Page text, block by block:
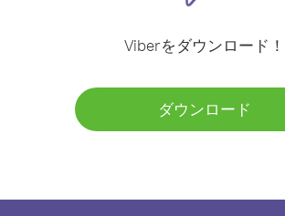
Viberをダウンロード！
ダウンロード